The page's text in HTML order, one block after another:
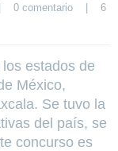
0 comentario |
6
estados de
México,
Se tuvo la
del país, se
concurso es